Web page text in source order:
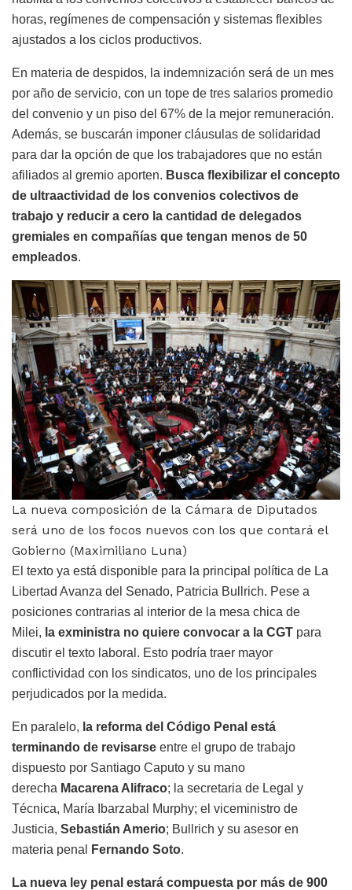
horas, regímenes de compensación y sistemas flexibles
ajustados a los ciclos productivos.
En materia de despidos, la indemnización será de un mes
por año de servicio, con un tope de tres salarios promedio
del convenio y un piso del 67% de la mejor remuneración.
Además, se buscarán imponer cláusulas de solidaridad
para dar la opción de que los trabajadores que no están
afiliados al gremio aporten. Busca flexibilizar el concepto
de ultraactividad de los convenios colectivos de
trabajo y reducir a cero la cantidad de delegados
gremiales en compañías que tengan menos de 50
empleados.
La nueva composición de la Cámara de Diputados
será uno de los focos nuevos con los que contará el
Gobierno (Maximiliano Luna)
El texto ya está disponible para la principal política de La
Libertad Avanza del Senado, Patricia Bullrich. Pese a
posiciones contrarias al interior de la mesa chica de
Milei, la exministra no quiere convocar a la CGT para
discutir el texto laboral. Esto podría traer mayor
conflictividad con los sindicatos, uno de los principales
perjudicados por la medida.
En paralelo, la reforma del Código Penal está
terminando de revisarse entre el grupo de trabajo
dispuesto por Santiago Caputo y su mano
derecha Macarena Alifraco; la secretaria de Legal y
Técnica, María Ibarzabal Murphy; el viceministro de
Justicia, Sebastián Amerio; Bullrich y su asesor en
materia penal
Fernando Soto.
La nueva ley penal estará compuesta por más de 900